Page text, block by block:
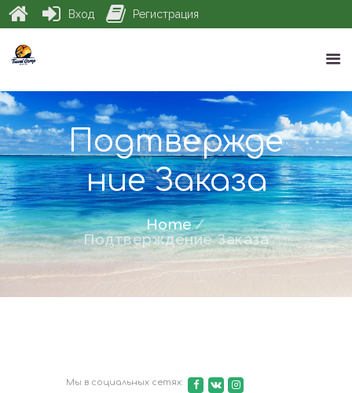
Подтвержде
ние Заказа
Home
Подтверждение Заказа
Мы в социальных сетях:
Вход Регистрация